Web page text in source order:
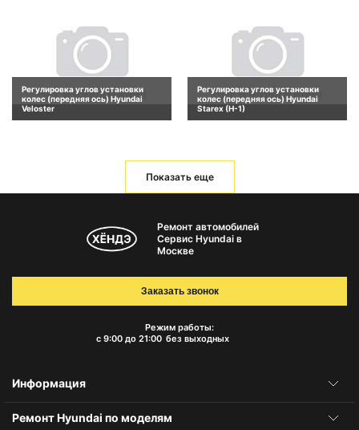
Регулировка углов установки
колес (передняя ось) Hyundai
Veloster
Регулировка углов установки
колес (передняя ось) Hyundai
Starex (H-1)
Показать еще
Ремонт автомобилей
Сервис Hyundai в
Москве
Режим работы:
с 9:00 до 21:00 без выходных
Заказать звонок
Информация
Ремонт Hyundai по моделям